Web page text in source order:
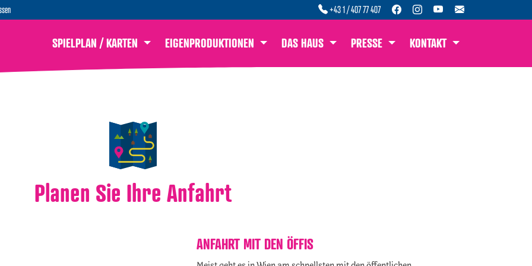
+43 1 / 407 77 407
SPIELPLAN / KARTEN EIGENPRODUKTIONEN DAS HAUS PRESSE KONTAKT
Planen Sie Ihre Anfahrt
ANFAHRT MIT DEN ÖFFIS